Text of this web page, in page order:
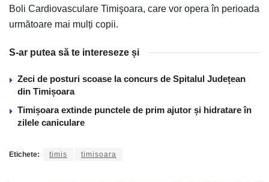
Boli Cardiovasculare Timişoara, care vor opera în perioada
următoare mai mulți copii.
S-ar putea să te intereseze și
Zeci de posturi scoase la concurs de Spitalul Județean
din Timișoara
Timișoara extinde punctele de prim ajutor și hidratare în
zilele caniculare
Etichete: timis timisoara